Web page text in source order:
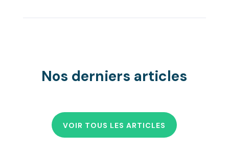
Nos derniers articles
VOIR TOUS LES ARTICLES